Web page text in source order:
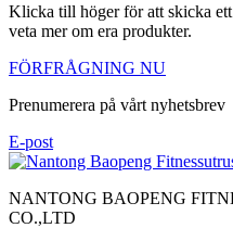
Klicka till höger för att skicka
veta mer om era produkter.
FÖRFRÅGNING NU
Prenumerera på vårt nyhetsbrev
E-post
NANTONG BAOPENG
CO.,LTD